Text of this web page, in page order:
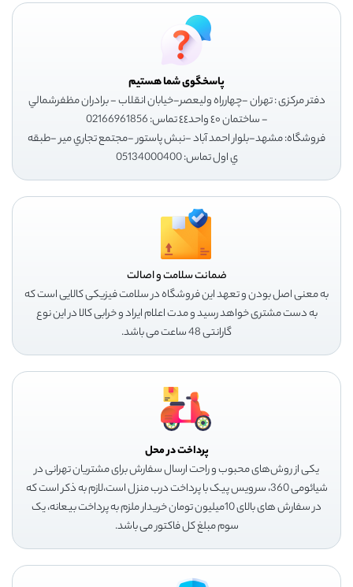
پاسخگوی شما هستیم
دفتر مرکزی : تهران -چهارراه وليعصر-خيابان انقلاب - برادران مظفرشمالي
- ساختمان ٤٠ واحد٤٤ تماس: 02166961856
فروشگاه: مشهد-بلوار احمد آباد -نبش پاستور -مجتمع تجاري مير -طبقه
ي اول تماس: 05134000400
ضمانت سلامت و اصالت
به معنی اصل بودن و تعهد این فروشگاه در سلامت فیزیکی کالایی است که
به دست مشتری خواهد رسید و مدت اعلام ایراد و خرابی کالا در این نوع
گارانتی 48 ساعت می باشد.
پرداخت در محل
یکی از روش‌های محبوب و راحت ارسال سفارش برای مشتریان تهرانی در
شیائومی 360، سرویس پیک با پرداخت درب منزل است،لازم به ذکر است که
در سفارش های بالای 10میلیون تومان خریدار ملزم به پرداخت بیعانه، یک
سوم مبلغ کل فاکتور می باشد.